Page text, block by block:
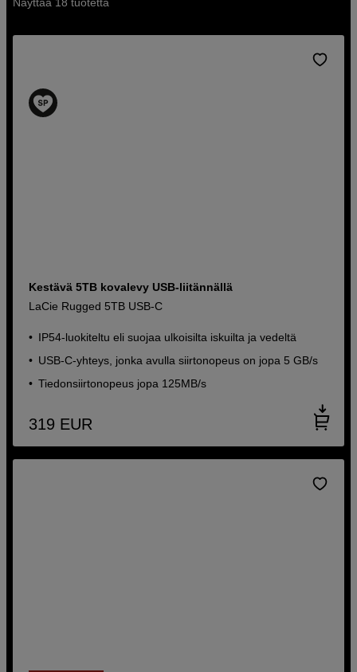
Kestävä 5TB kovalevy USB-liitännällä
LaCie Rugged 5TB USB-C
IP54-luokiteltu eli suojaa ulkoisilta iskuilta ja vedeltä
USB-C-yhteys, jonka avulla siirtonopeus on jopa 5 GB/s
Tiedonsiirtonopeus jopa 125MB/s
319 EUR